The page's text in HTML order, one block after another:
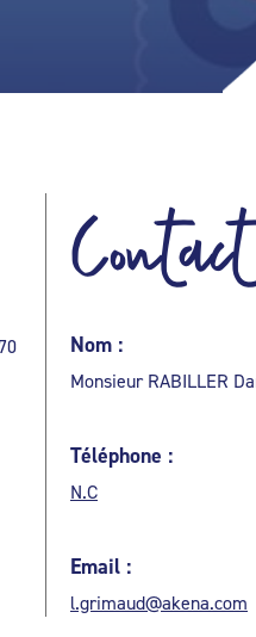
Contact
Nom :
Monsieur RABILLER
Téléphone :
N.C
Email :
l.grimaud@akena.com